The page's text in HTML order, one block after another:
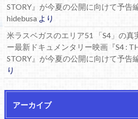
STORY』が今夏の公開に向けて予告
hidebusaより
米ラスベガスのエリア51 「S4」の真
ー最新ドキュメンタリー映画『S4 :
STORY』が今夏の公開に向けて予告
り
アーカイブ